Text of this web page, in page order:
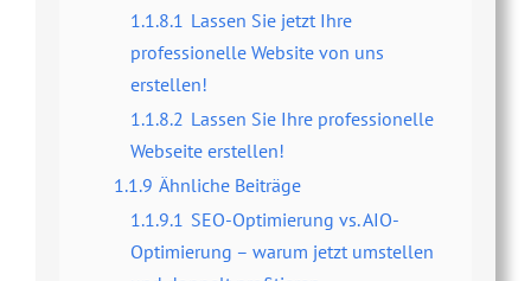
1.1.8.1 Lassen Sie jetzt Ihre
professionelle Website von uns
erstellen!
1.1.8.2 Lassen Sie Ihre professionelle
Webseite erstellen!
1.1.9 Ähnliche Beiträge
1.1.9.1 SEO-Optimierung vs. AIO-
Optimierung – warum jetzt umstellen